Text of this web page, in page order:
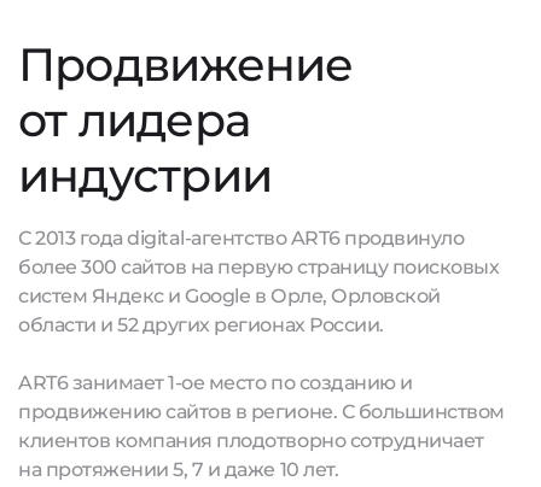
Продвижение
от лидера
индустрии
С 2013 года digital-агентство ART6 продвинуло
более 300 сайтов на первую страницу поисковых
систем Яндекс и Google в Орле, Орловской
области и 52 других регионах России.
ART6 занимает 1-ое место по созданию и
продвижению сайтов в регионе. С большинством
клиентов компания плодотворно сотрудничает
на протяжении 5, 7 и даже 10 лет.